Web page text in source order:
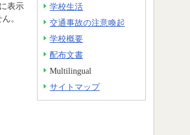
表示
ん。
学校生活
交通事故の注意喚起
学校概要
配布文書
Multilingual
サイトマップ